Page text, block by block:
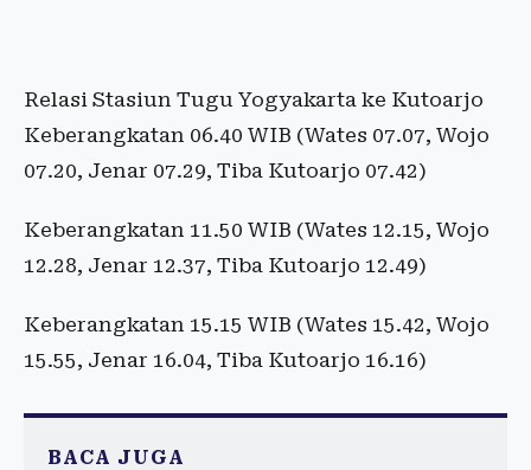
Relasi Stasiun Tugu Yogyakarta ke Kutoarjo
Keberangkatan 06.40 WIB (Wates 07.07, Wojo
07.20, Jenar 07.29, Tiba Kutoarjo 07.42)
Keberangkatan 11.50 WIB (Wates 12.15, Wojo
12.28, Jenar 12.37, Tiba Kutoarjo 12.49)
Keberangkatan 15.15 WIB (Wates 15.42, Wojo
15.55, Jenar 16.04, Tiba Kutoarjo 16.16)
BACA JUGA